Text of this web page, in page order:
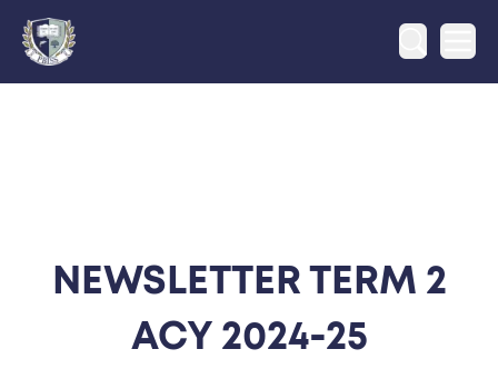
NEWSLETTER TERM 2
ACY 2024-25